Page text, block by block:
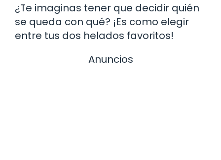
¿Te imaginas tener que decidir quién
se queda con qué? ¡Es como elegir
entre tus dos helados favoritos!
Anuncios